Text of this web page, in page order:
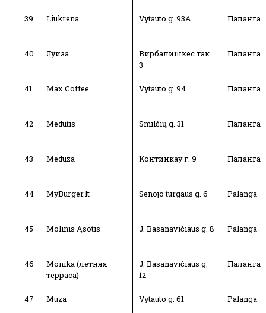
39 Liukrena Vytauto g. 93A Паланга
40 Луиза
Вирбалишкес так
3
Паланга
41 Max Coffee Vytauto g. 94 Паланга
42 Medutis Smilčių g. 31 Паланга
43 Medūza Континкау г. 9 Паланга
44 MyBurger.lt Senojo turgaus g. 6 Palanga
45 Molinis Ąsotis J. Basanavičiaus g. 8 Palanga
46
Monika (летняя
терраса)
J. Basanavičiaus g.
12
Паланга
47 Mūza Vytauto g. 61 Palanga